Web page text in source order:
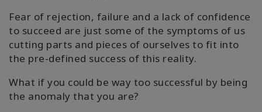
Fear of rejection, failure and a lack of confidence
to succeed are just some of the symptoms of us
cutting parts and pieces of ourselves to fit into
the pre-defined success of this reality.
What if you could be way too successful by being
the anomaly that you are?